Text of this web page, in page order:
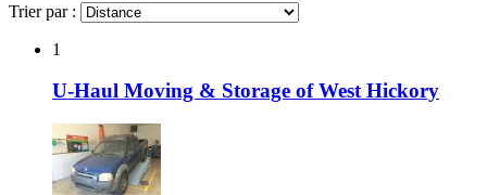
Trier par :
1
U-Haul Moving & Storage of West Hickory